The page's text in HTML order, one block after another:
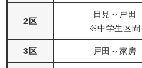
2区
日見～戸田
※中学生区間
3区 戸田～家房